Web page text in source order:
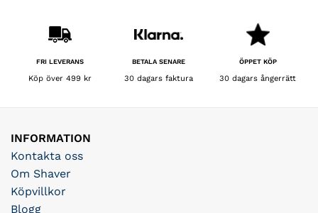
FRI LEVERANS
Köp över 499 kr
BETALA SENARE
30 dagars faktura
ÖPPET KÖP
30 dagars ångerrätt
INFORMATION
Kontakta oss
Om Shaver
Köpvillkor
Blogg